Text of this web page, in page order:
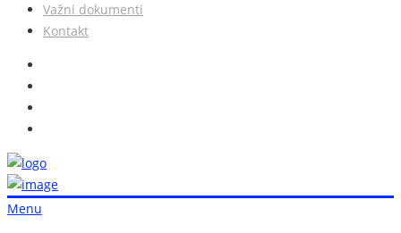
Važni dokumenti
Kontakt
Menu